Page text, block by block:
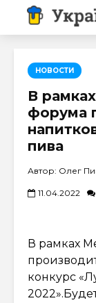
НОВОСТИ
В
форума
пива
Автор: Олег
11.04.2022
В рамках
конкурс